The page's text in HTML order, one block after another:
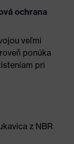
ochrana
veľmi
ponúka
pri
z NBR